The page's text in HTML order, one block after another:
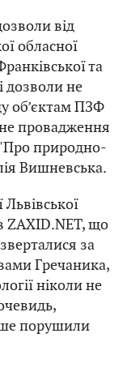
від
обласної
та
дозволи не
об’єктам ПЗФ
провадження
природно-
Вишневська.
ZAXID.NET, що
за
Гречаника,
ніколи не
порушили